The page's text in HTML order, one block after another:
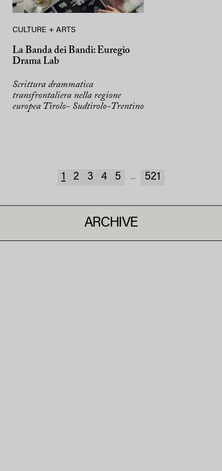
CULTURE + ARTS
La Banda dei Bandi: Euregio
Drama Lab
Scrittura drammatica
transfrontaliera nella regione
europea Tirolo- Sudtirolo-Trentino
1 2 3 4 5 ... 521
ARCHIVE